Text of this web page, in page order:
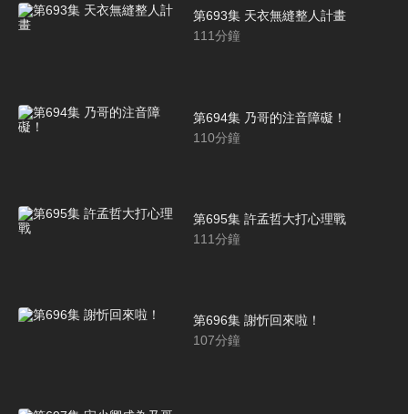
第693集 天衣無縫整人計畫
111分鐘
第694集 乃哥的注音障礙！
110分鐘
第695集 許孟哲大打心理戰
111分鐘
第696集 謝忻回來啦！
107分鐘